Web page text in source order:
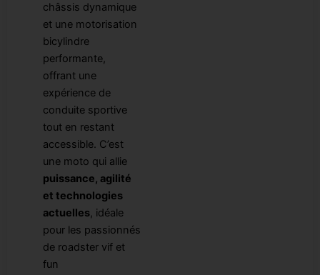
châssis dynamique
et une motorisation
bicylindre
performante,
offrant une
expérience de
conduite sportive
tout en restant
accessible. C’est
une moto qui allie
puissance, agilité
et technologies
actuelles, idéale
pour les passionnés
de roadster vif et
fun